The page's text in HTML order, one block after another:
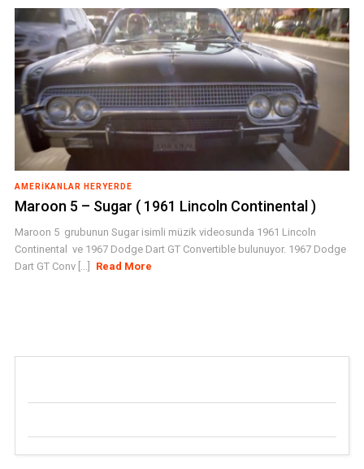
AMERIKANLAR HERYERDE
Maroon 5 – Sugar ( 1961 Lincoln Continental )
Maroon 5 grubunun Sugar isimli müzik videosunda 1961 Lincoln
Continental ve 1967 Dodge Dart GT Convertible bulunuyor. 1967 Dodge
Dart GT Conv [...]
Read More